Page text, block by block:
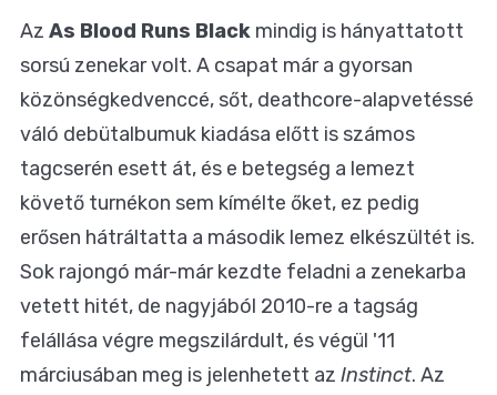
Az As Blood Runs Black mindig is hányattatott
sorsú zenekar volt. A csapat már a gyorsan
közönségkedvenccé, sőt, deathcore-alapvetéssé
váló debütalbumuk kiadása előtt is számos
tagcserén esett át, és e betegség a lemezt
követő turnékon sem kímélte őket, ez pedig
erősen hátráltatta a második lemez elkészültét is.
Sok rajongó már-már kezdte feladni a zenekarba
vetett hitét, de nagyjából 2010-re a tagság
felállása végre megszilárdult, és végül '11
márciusában meg is jelenhetett az Instinct. Az